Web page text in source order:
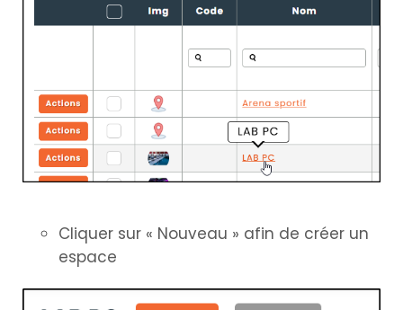
Cliquer sur « Nouveau » afin de créer un
espace